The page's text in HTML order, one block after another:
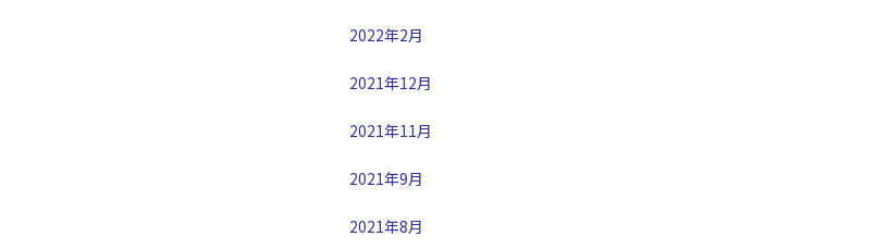
2022年2月
2021年12月
2021年11月
2021年9月
2021年8月